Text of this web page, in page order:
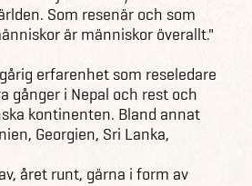
Som resenär och som
är människor överallt."
erfarenhet som reseledare
gånger i Nepal och rest och
kontinenten. Bland annat
Georgien, Sri Lanka,
året runt, gärna i form av